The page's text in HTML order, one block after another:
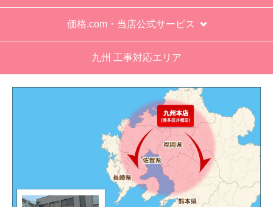
価格.com・当店公式サービス
九州 工事対応エリア